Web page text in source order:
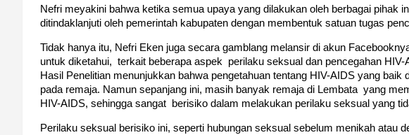
Nefri meyakini bahwa ketika semua upaya yang dilakukan oleh berbagai pihak
ditindaklanjuti oleh pemerintah kabupaten dengan membentuk satuan tugas
Tidak hanya itu, Nefri Eken juga secara gamblang melansir di akun
untuk diketahui, terkait beberapa aspek perilaku seksual dan pencegahan HIV-
Hasil Penelitian menunjukkan bahwa pengetahuan tentang HIV-AIDS yang baik
pada remaja. Namun sepanjang ini, masih banyak remaja di Lembata yang
HIV-AIDS, sehingga sangat berisiko dalam melakukan perilaku seksual yang
Perilaku seksual berisiko ini, seperti hubungan seksual sebelum menikah atau